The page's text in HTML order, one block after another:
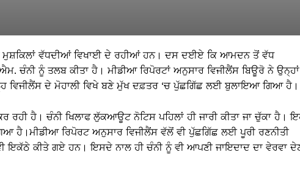
ਮੁਸ਼ਕਿਲਾਂ ਵੱਧਦੀਆਂ ਵਿਖਾਈ ਦੇ ਰਹੀਆਂ ਹਨ। ਦਸ ਦਈਏ ਕਿ ਆਮਦਨ ਤੋਂ ਵੱਧ
ਚੰਨੀ ਨੂੰ ਤਲਬ ਕੀਤਾ ਹੈ। ਮੀਡੀਆ ਰਿਪੋਰਟਾਂ ਅਨੁਸਾਰ ਵਿਜੀਲੈਂਸ ਬਿਊਰੋ ਨੇ ਉਨ੍ਹਾਂ
ਵਿਜੀਲੈਂਸ ਦੇ ਮੋਹਾਲੀ ਵਿਖੇ ਬਣੇ ਮੁੱਖ ਦਫ਼ਤਰ ‘ਚ ਪੁੱਛਗਿੱਛ ਲਈ ਬੁਲਾਇਆ ਗਿਆ ਹੈ।
ਰਹੀ ਹੈ। ਚੰਨੀ ਖਿਲਾਫ ਲੁੱਕਆਊਟ ਨੋਟਿਸ ਪਹਿਲਾਂ ਹੀ ਜਾਰੀ ਕੀਤਾ ਜਾ ਚੁੱਕਾ ਹੈ।
ਹੈ।ਮੀਡੀਆ ਰਿਪੋਰਟ ਅਨੁਸਾਰ ਵਿਜੀਲੈਂਸ ਵੱਲੋਂ ਵੀ ਪੁੱਛਗਿੱਛ ਲਈ ਪੂਰੀ ਰਣਨੀਤੀ
ਕੀਤੇ ਗਏ ਹਨ। ਇਸਦੇ ਨਾਲ ਹੀ ਚੰਨੀ ਨੂੰ ਵੀ ਆਪਣੀ ਜਾਇਦਾਦ ਦਾ ਵੇਰਵਾ